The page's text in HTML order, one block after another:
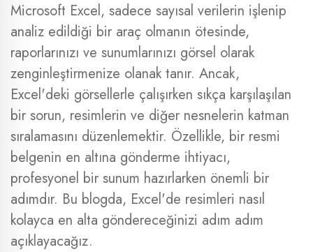
Microsoft Excel, sadece sayısal verilerin işlenip
analiz edildiği bir araç olmanın ötesinde,
raporlarınızı ve sunumlarınızı görsel olarak
zenginleştirmenize olanak tanır. Ancak,
Excel'deki görsellerle çalışırken sıkça karşılaşılan
bir sorun, resimlerin ve diğer nesnelerin katman
sıralamasını düzenlemektir. Özellikle, bir resmi
belgenin en altına gönderme ihtiyacı,
profesyonel bir sunum hazırlarken önemli bir
adımdır. Bu blogda, Excel'de resimleri nasıl
kolayca en alta göndereceğinizi adım adım
açıklayacağız.